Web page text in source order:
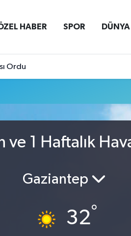
HABER SPOR DÜNYA
Ordu
ve 1 Haftalık
Gaziantep
32°